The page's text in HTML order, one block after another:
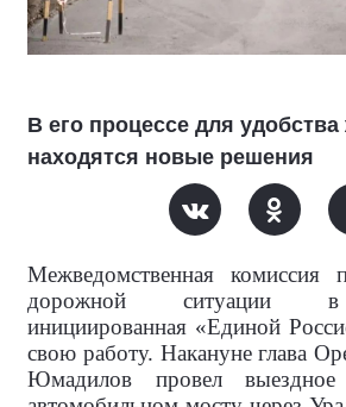
В его процессе для удобства
находятся новые решения
Межведомственная комиссия
дорожной ситуации в
инициированная «Единой
свою работу. Накануне глава
Юмадилов провел